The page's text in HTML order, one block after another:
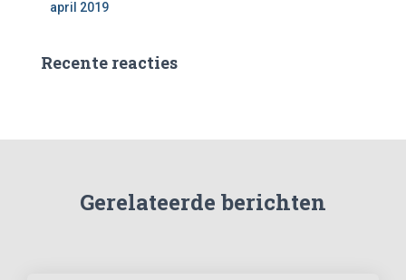
april 2019
Recente reacties
Gerelateerde berichten